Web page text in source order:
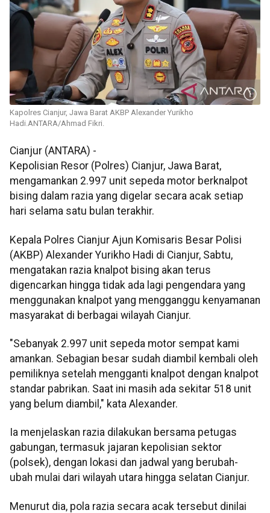
Kapolres Cianjur, Jawa Barat AKBP Alexander Yurikho
Hadi.ANTARA/Ahmad Fikri.
Cianjur (ANTARA) -
Kepolisian Resor (Polres) Cianjur, Jawa Barat,
mengamankan 2.997 unit sepeda motor berknalpot
bising dalam razia yang digelar secara acak setiap
hari selama satu bulan terakhir.
Kepala Polres Cianjur Ajun Komisaris Besar Polisi
(AKBP) Alexander Yurikho Hadi di Cianjur, Sabtu,
mengatakan razia knalpot bising akan terus
digencarkan hingga tidak ada lagi pengendara yang
menggunakan knalpot yang mengganggu kenyamanan
masyarakat di berbagai wilayah Cianjur.
"Sebanyak 2.997 unit sepeda motor sempat kami
amankan. Sebagian besar sudah diambil kembali oleh
pemiliknya setelah mengganti knalpot dengan knalpot
standar pabrikan. Saat ini masih ada sekitar 518 unit
yang belum diambil," kata Alexander.
Ia menjelaskan razia dilakukan bersama petugas
gabungan, termasuk jajaran kepolisian sektor
(polsek), dengan lokasi dan jadwal yang berubah-
ubah mulai dari wilayah utara hingga selatan Cianjur.
Menurut dia, pola razia secara acak tersebut dinilai